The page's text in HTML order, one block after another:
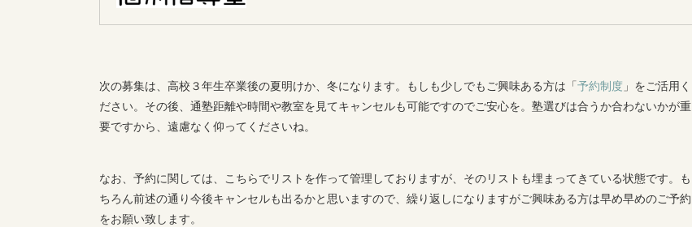
次の募集は、高校３年生卒業後の夏明けか、冬になります。もしも少しでもご興味ある方は「予約制度 」をご活用く
ださい。その後、通塾距離や時間や教室を見てキャンセルも可能ですのでご安心を。塾選びは合うか合わないかが重
要ですから、遠慮なく仰ってくださいね。
なお、予約に関しては、こちらでリストを作って管理しておりますが、そのリストも埋まってきている状態です。も
ちろん前述の通り今後キャンセルも出るかと思いますので、繰り返しになりますがご興味ある方は早め早めのご予約
をお願い致します。